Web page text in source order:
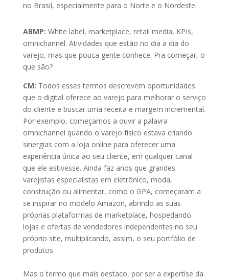
no Brasil, especialmente para o Norte e o Nordeste.
ABMP: White label, marketplace, retail media, KPIs,
omnichannel. Atividades que estão no dia a dia do
varejo, mas que pouca gente conhece. Pra começar, o
que são?
CM: Todos esses termos descrevem oportunidades
que o digital oferece ao varejo para melhorar o serviço
do cliente e buscar uma receita e margem incremental.
Por exemplo, começamos a ouvir a palavra
omnichannel quando o varejo físico estava criando
sinergias com a loja online para oferecer uma
experiência única ao seu cliente, em qualquer canal
que ele estivesse. Ainda faz anos que grandes
varejistas especialistas em eletrônico, moda,
construção ou alimentar, como o GPA, começaram a
se inspirar no modelo Amazon, abrindo as suas
próprias plataformas de marketplace, hospedando
lojas e ofertas de vendedores independentes no seu
próprio site, multiplicando, assim, o seu portfólio de
produtos.
Mas o termo que mais destaco, por ser a expertise da